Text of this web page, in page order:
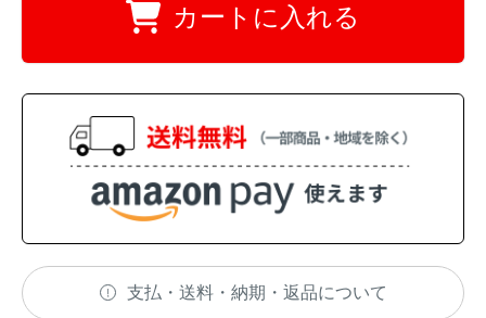
カートに入れる
支払・送料・納期・返品について
サル対策
クマ対策
タイワンリス対策
イタチ・テン・
ヌートリア対策
ネズミ・モグラ対策